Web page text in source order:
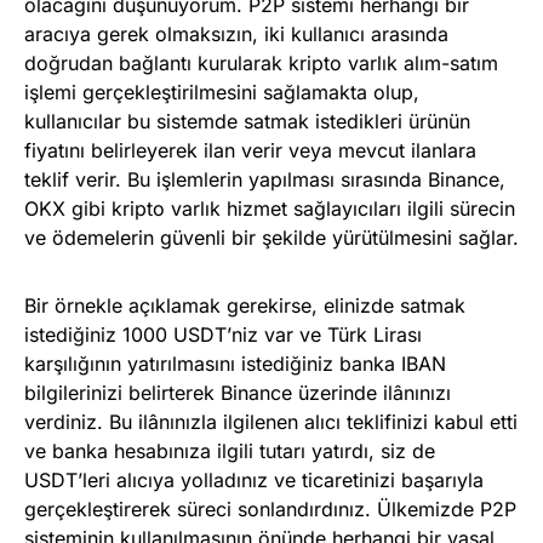
aracıya gerek olmaksızın, iki kullanıcı arasında
doğrudan bağlantı kurularak kripto varlık alım-satım
işlemi gerçekleştirilmesini sağlamakta olup,
kullanıcılar bu sistemde satmak istedikleri ürünün
fiyatını belirleyerek ilan verir veya mevcut ilanlara
teklif verir. Bu işlemlerin yapılması sırasında Binance,
OKX gibi kripto varlık hizmet sağlayıcıları ilgili sürecin
ve ödemelerin güvenli bir şekilde yürütülmesini sağlar.
Bir örnekle açıklamak gerekirse, elinizde satmak
istediğiniz 1000 USDT’niz var ve Türk Lirası
karşılığının yatırılmasını istediğiniz banka IBAN
bilgilerinizi belirterek Binance üzerinde ilânınızı
verdiniz. Bu ilânınızla ilgilenen alıcı teklifinizi kabul etti
ve banka hesabınıza ilgili tutarı yatırdı, siz de
USDT’leri alıcıya yolladınız ve ticaretinizi başarıyla
gerçekleştirerek süreci sonlandırdınız. Ülkemizde P2P
sisteminin kullanılmasının önünde herhangi bir yasal